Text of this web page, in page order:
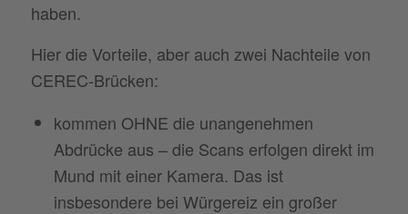
haben.
Hier die Vorteile, aber auch zwei Nachteile von
CEREC-Brücken:
kommen OHNE die unangenehmen
Abdrücke aus – die Scans erfolgen direkt im
Mund mit einer Kamera. Das ist
insbesondere bei Würgereiz ein großer